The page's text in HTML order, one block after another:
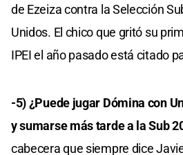
de Ezeiza contra la Selección
Unidos. El chico que gritó su
IPEI el año pasado está citado
-5) ¿Puede jugar Dómina con
y sumarse más tarde a la Sub
cabecera que siempre dice